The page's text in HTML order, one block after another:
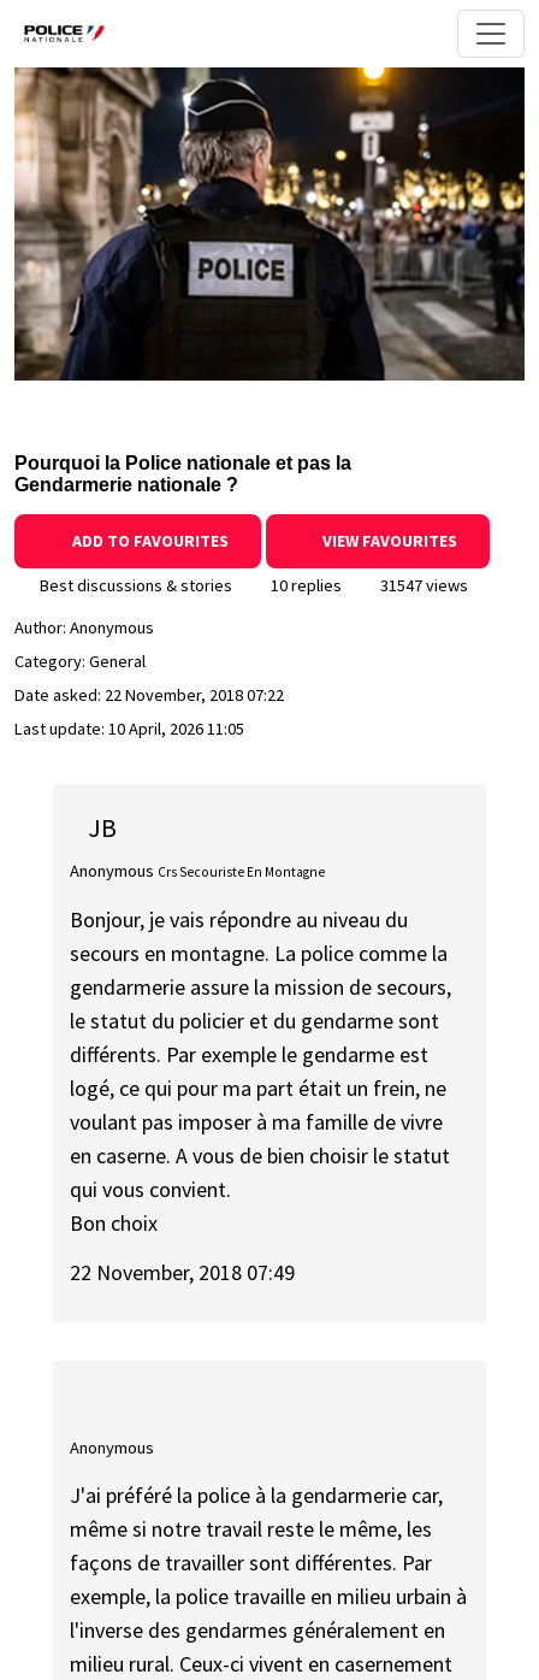
Pourquoi la Police nationale et pas la
Gendarmerie nationale ?
ADD TO FAVOURITES VIEW FAVOURITES
Best discussions & stories 10 replies
31547 views
Author: Anonymous
Category: General
Date asked: 22 November, 2018 07:22
Last update: 10 April, 2026 11:05
JB
Anonymous Crs Secouriste En Montagne
Bonjour, je vais répondre au niveau du
secours en montagne. La police comme la
gendarmerie assure la mission de secours,
le statut du policier et du gendarme sont
différents. Par exemple le gendarme est
logé, ce qui pour ma part était un frein, ne
voulant pas imposer à ma famille de vivre
en caserne. A vous de bien choisir le statut
qui vous convient.
Bon choix
22 November, 2018 07:49
Anonymous
J'ai préféré la police à la gendarmerie car,
même si notre travail reste le même, les
façons de travailler sont différentes. Par
exemple, la police travaille en milieu urbain à
l'inverse des gendarmes généralement en
milieu rural. Ceux-ci vivent en casernement